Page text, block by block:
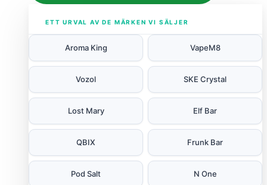
ETT URVAL AV DE MÄRKEN VI SÄLJER
Aroma King VapeM8
Vozol SKE Crystal
Lost Mary Elf Bar
QBIX Frunk Bar
Pod Salt N One